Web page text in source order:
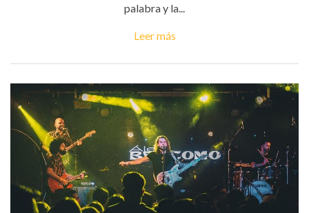
palabra y la...
Leer más